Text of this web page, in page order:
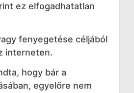
ez elfogadhatatlan
fenyegetése céljából
interneten.
hogy bár a
egyelőre nem